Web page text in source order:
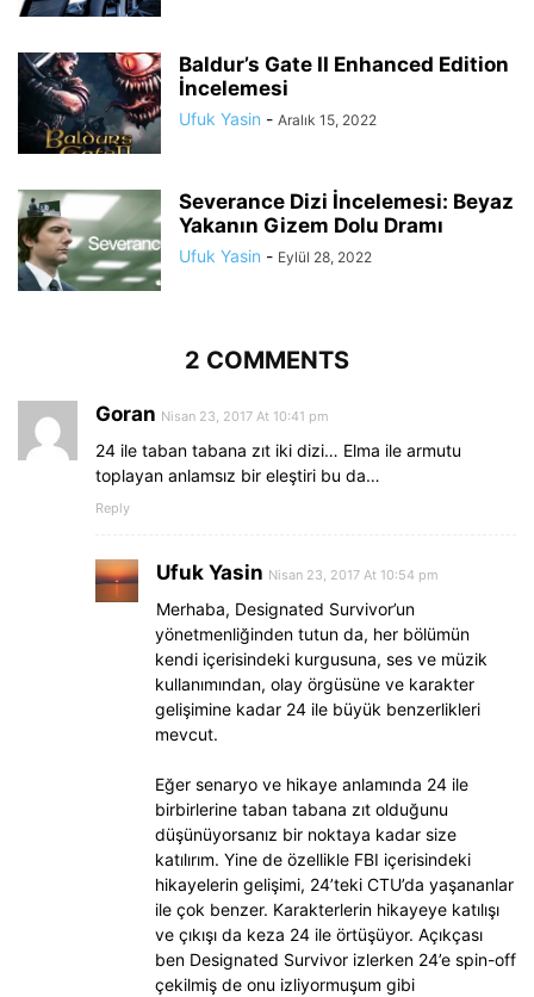
Baldur’s Gate II Enhanced Edition
İncelemesi
Ufuk Yasin - Aralık 15, 2022
Severance Dizi İncelemesi: Beyaz
Yakanın Gizem Dolu Dramı
Ufuk Yasin - Eylül 28, 2022
2 COMMENTS
Goran Nisan 23, 2017 At 10:41 pm
24 ile taban tabana zıt iki dizi… Elma ile armutu
toplayan anlamsız bir eleştiri bu da…
Reply
Ufuk Yasin Nisan 23, 2017 At 10:54 pm
Merhaba, Designated Survivor’un
yönetmenliğinden tutun da, her bölümün
kendi içerisindeki kurgusuna, ses ve müzik
kullanımından, olay örgüsüne ve karakter
gelişimine kadar 24 ile büyük benzerlikleri
mevcut.
Eğer senaryo ve hikaye anlamında 24 ile
birbirlerine taban tabana zıt olduğunu
düşünüyorsanız bir noktaya kadar size
katılırım. Yine de özellikle FBI içerisindeki
hikayelerin gelişimi, 24’teki CTU’da yaşananlar
ile çok benzer. Karakterlerin hikayeye katılışı
ve çıkışı da keza 24 ile örtüşüyor. Açıkçası
ben Designated Survivor izlerken 24’e spin-off
çekilmiş de onu izliyormuşum gibi